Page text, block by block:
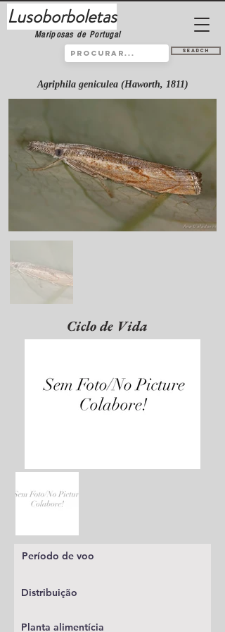
Lusoborboletas
Mariposas de Portugal
Search
Agriphila geniculea (Haworth, 1811)
Ciclo de Vida
Período de voo
Distribuição
Planta alimentícia